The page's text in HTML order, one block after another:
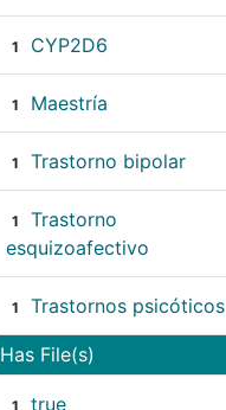
1 CYP2D6
1 Maestría
1 Trastorno bipolar
1
Trastorno
esquizoafectivo
1 Trastornos psicóticos
Has File(s)
1 true